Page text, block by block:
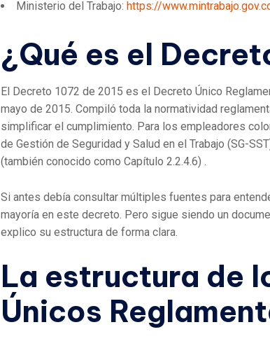
Ministerio del Trabajo: https://
¿Qué es el
El Decreto 1072 de 2015 es el Decreto Único
mayo de 2015. Compiló toda la normatividad
simplificar el cumplimiento. Para los empleadores
de Gestión de Seguridad y Salud en el Trabajo (SG-
(también conocido como Capítulo 2.2.4.6) .
Si antes debía consultar múltiples fuentes para
mayoría en este decreto. Pero sigue siendo un
explico su estructura de forma clara.
La estructura de
Únicos